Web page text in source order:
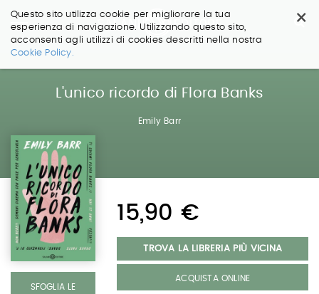
×
Questo sito utilizza cookie per migliorare la tua
esperienza di navigazione. Utilizzando questo sito,
acconsenti agli utilizzi di cookies descritti nella nostra
Cookie Policy.
Salta
L'unico ricordo di Flora Banks
Emily Barr
SFOGLIA LE
15,90 €
TROVA LA LIBRERIA PIÙ VICINA
ACQUISTA ONLINE